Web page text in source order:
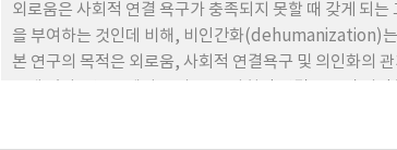
외로움은 사회적 연결 욕구가 충족되지 못할 때 갖게 되
을 부여하는 것인데 비해, 비인간화(dehumanization)는
본 연구의 목적은 외로움, 사회적 연결욕구 및 의인화의
참가자가 외로움을 강하게 느낄수록 컴퓨터와 동물에